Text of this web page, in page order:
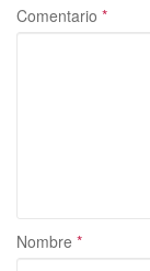
o
Comentario *
Nombre *